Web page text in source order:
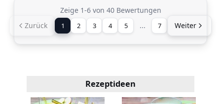
Zeige 1-6 von 40 Bewertungen
Zurück
1 2 3 4 5 ... 7 Weiter
Rezeptideen